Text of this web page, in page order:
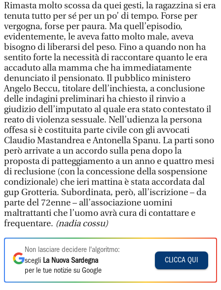
Rimasta molto scossa da quei gesti, la ragazzina si era
tenuta tutto per sé per un po’ di tempo. Forse per
vergogna, forse per paura. Ma quell’episodio,
evidentemente, le aveva fatto molto male, aveva
bisogno di liberarsi del peso. Fino a quando non ha
sentito forte la necessità di raccontare quanto le era
accaduto alla mamma che ha immediatamente
denunciato il pensionato. Il pubblico ministero
Angelo Beccu, titolare dell’inchiesta, a conclusione
delle indagini preliminari ha chiesto il rinvio a
giudizio dell’imputato al quale era stato contestato il
reato di violenza sessuale. Nell’udienza la persona
offesa si è costituita parte civile con gli avvocati
Claudio Mastandrea e Antonella Spanu. La parti sono
però arrivate a un accordo sulla pena dopo la
proposta di patteggiamento a un anno e quattro mesi
di reclusione (con la concessione della sospensione
condizionale) che ieri mattina è stata accordata dal
gup Grotteria. Subordinata, però, all’iscrizione – da
parte del 72enne – all’associazione uomini
maltrattanti che l’uomo avrà cura di contattare e
frequentare. (nadia cossu)
Non lasciare decidere l'algoritmo:
scegli La Nuova Sardegna
per le tue notizie su Google
CLICCA QUI